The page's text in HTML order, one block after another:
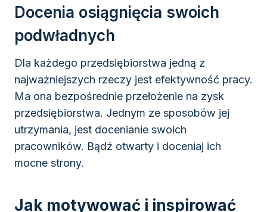
Docenia osiągnięcia swoich
podwładnych
Dla każdego przedsiębiorstwa jedną z
najważniejszych rzeczy jest efektywność pracy.
Ma ona bezpośrednie przełożenie na zysk
przedsiębiorstwa. Jednym ze sposobów jej
utrzymania, jest docenianie swoich
pracowników. Bądź otwarty i doceniaj ich
mocne strony.
Jak motywować i inspirować